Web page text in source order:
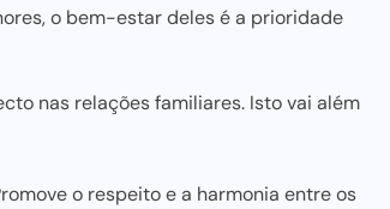
o bem-estar deles é a prioridade
nas relações familiares. Isto vai além
o respeito e a harmonia entre os